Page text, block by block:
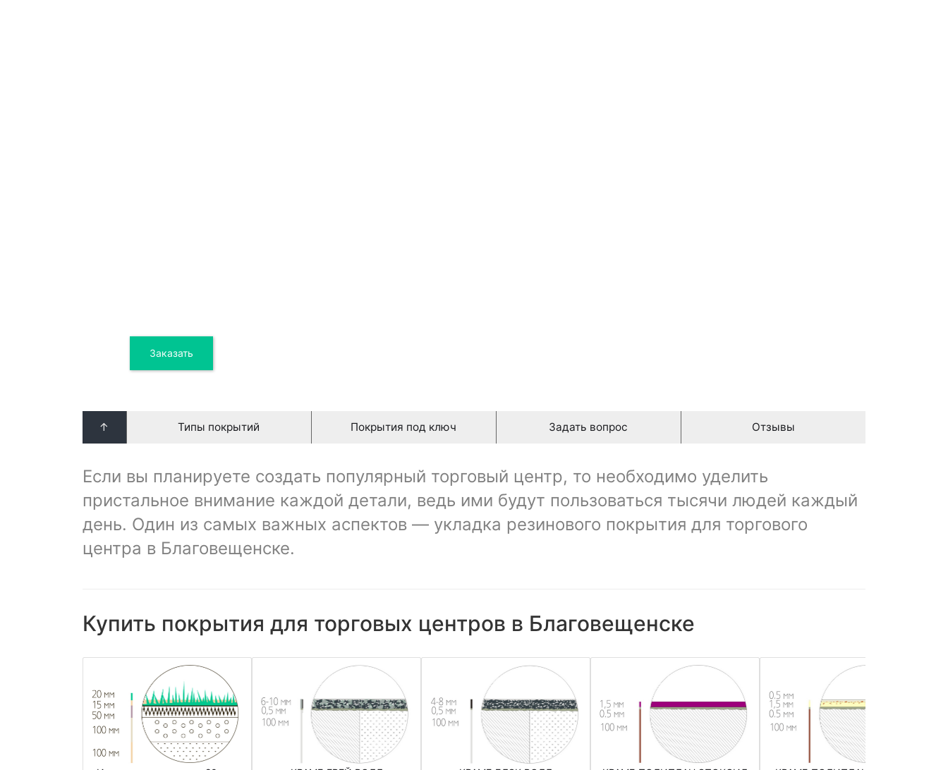
Заказать
↑ Типы покрытий Покрытия под ключ Задать вопрос Отзывы
Если вы планируете создать популярный торговый центр, то необходимо уделить
пристальное внимание каждой детали, ведь ими будут пользоваться тысячи людей каждый
день. Один из самых важных аспектов — укладка резинового покрытия для торгового
центра в Благовещенске.
Купить покрытия для торговых центров в Благовещенске